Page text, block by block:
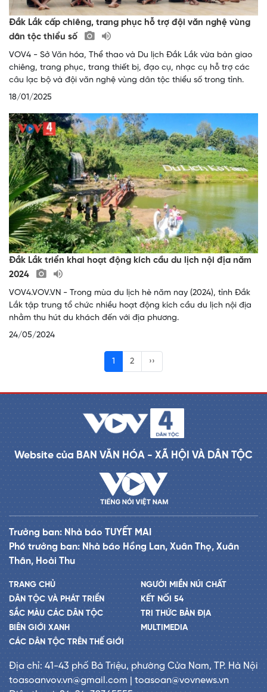
Đắk Lắk cấp chiêng, trang phục hỗ trợ đội văn nghệ vùng
dân tộc thiểu số
VOV4 - Sở Văn hóa, Thể thao và Du lịch Đắk Lắk vừa bàn giao
chiêng, trang phục, trang thiết bị, đạo cụ, nhạc cụ hỗ trợ các
câu lạc bộ và đội văn nghệ vùng dân tộc thiểu số trong tỉnh.
18/01/2025
Đắk Lắk triển khai hoạt động kích cầu du lịch nội địa năm
2024
VOV4.VOV.VN - Trong mùa du lịch hè năm nay (2024), tỉnh Đắk
Lắk tập trung tổ chức nhiều hoạt động kích cầu du lịch nội địa
nhằm thu hút du khách đến với địa phương.
24/05/2024
1 2 ››
Website của BAN VĂN HÓA - XÃ HỘI VÀ DÂN TỘC
Trưởng ban: Nhà báo TUYẾT MAI
Phó trưởng ban: Nhà báo Hồng Lan, Xuân Thọ, Xuân
Thân, Hoài Thu
TRANG CHỦ
DÂN TỘC VÀ PHÁT TRIỂN
SẮC MÀU CÁC DÂN TỘC
BIÊN GIỚI XANH
CÁC DÂN TỘC TRÊN THẾ GIỚI
NGƯỜI MIỀN NÚI CHẤT
KẾT NỐI 54
TRI THỨC BẢN ĐỊA
MULTIMEDIA
Địa chỉ: 41-43 phố Bà Triệu, phường Cửa Nam, TP. Hà Nội
toasoanvov.vn@gmail.com | toasoan@vovnews.vn